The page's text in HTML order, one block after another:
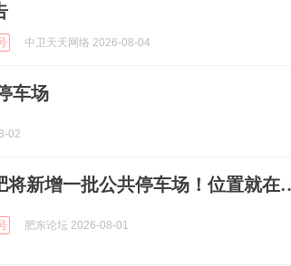
中卫天天网络 2026-08-04
车场
02
将新增一批公共停车场！位置就在
肥东论坛 2026-08-01